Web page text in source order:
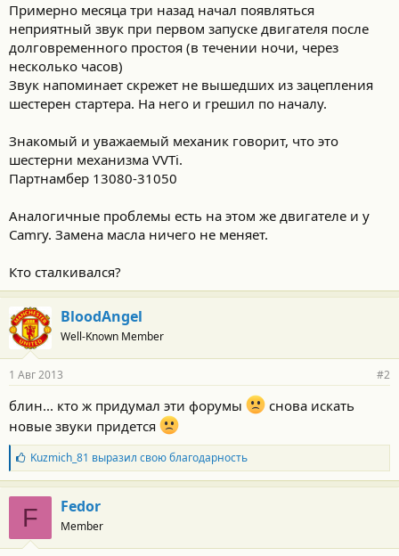
Примерно месяца три назад начал появляться
неприятный звук при первом запуске двигателя после
долговременного простоя (в течении ночи, через
несколько часов)
Звук напоминает скрежет не вышедших из зацепления
шестерен стартера. На него и грешил по началу.
Знакомый и уважаемый механик говорит, что это
шестерни механизма VVTi.
Партнамбер 13080-31050
Аналогичные проблемы есть на этом же двигателе и у
Camry. Замена масла ничего не меняет.
Кто сталкивался?
BloodAngel
Well-Known Member
1 Авг 2013 #2
блин... кто ж придумал эти форумы
снова искать
новые звуки придется
Б
л
а
г
о
а
Kuzmich_81 выразил свою благодарность
F Fedor
Member